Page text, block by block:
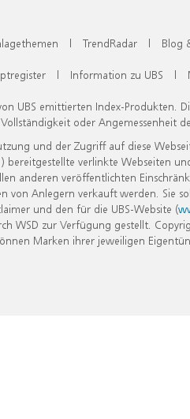
| TrendRadar | Blog
| Information zu UBS |
UBS emittierten Index-Produkten.
oder Angemessenheit
und der Zugriff auf diese
verlinkte Webseiten
anderen veröffentlichten
Anlegern verkauft werden. Sie
und den für die UBS-Website (
zur Verfügung gestellt.
Marken ihrer jeweiligen